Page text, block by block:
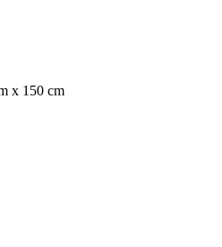
x 150 cm